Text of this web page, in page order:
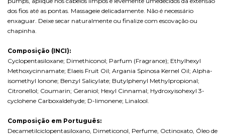
dos fios até as pontas. Massageie delicadamente. Não é necessário
enxaguar. Deixe secar naturalmente ou finalize com escovação ou
chapinha.
Composição (INCI):
Cyclopentasiloxane; Dimethiconol; Parfum (Fragrance); Ethylhexyl
Methoxycinnamate; Elaeis Fruit Oil; Argania Spinosa Kernel Oil; Alpha-
isomethyl Ionone; Benzyl Salicylate; Butylphenyl Methylpropional;
Citronellol; Coumarin; Geraniol; Hexyl Cinnamal; Hydroxyisohexyl 3-
cyclohene Carboxaldehyde; D-limonene; Linalool.
Composição em Português:
Decametilciclopentasiloxano, Dimeticonol, Perfume, Octinoxato, Óleo de